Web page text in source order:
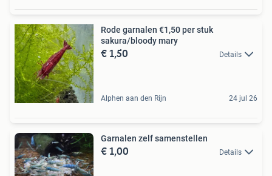
Rode garnalen €1,50 per stuk
sakura/bloody mary
€ 1,50 Details
Alphen aan den Rijn 24 jul 26
Garnalen zelf samenstellen
€ 1,00 Details